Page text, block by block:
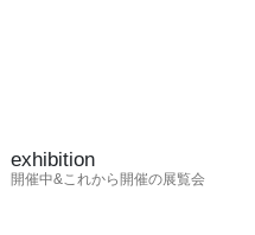
exhibition
開催中&これから開催の展覧会